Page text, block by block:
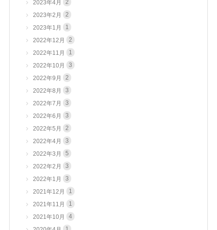
2023年4月
2
2023年2月
2
2023年1月
1
2022年12月
2
2022年11月
1
2022年10月
3
2022年9月
2
2022年8月
3
2022年7月
3
2022年6月
3
2022年5月
2
2022年4月
3
2022年3月
5
2022年2月
3
2022年1月
3
2021年12月
1
2021年11月
1
2021年10月
4